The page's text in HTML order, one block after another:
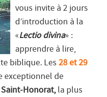
vous invite à 2 jours
d’introduction à la
«Lectio divina» :
apprendre à lire,
biblique. Les 28 et 29
exceptionnel de
Saint-Honorat,la plus